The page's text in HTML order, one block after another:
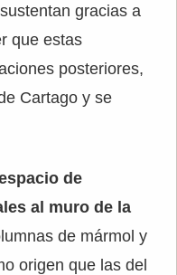
gracias a
que estas
posteriores,
Cartago y se
de
al muro de la
de mármol y
origen que las del